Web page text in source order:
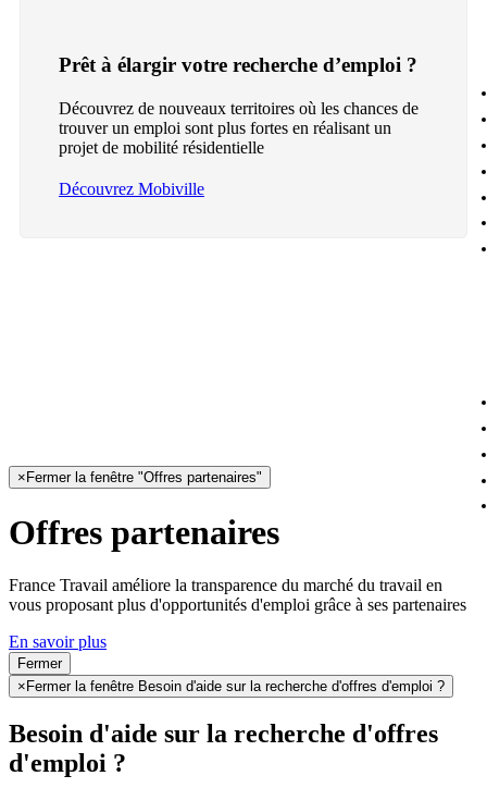
Prêt à élargir votre recherche d’emploi ?
Découvrez de nouveaux territoires où les chances de
trouver un emploi sont plus fortes en réalisant un
projet de mobilité résidentielle
Découvrez Mobiville
× Fermer la fenêtre "Offres partenaires"
Offres partenaires
France Travail améliore la transparence du marché du travail en
vous proposant plus d'opportunités d'emploi grâce à ses partenaires
En savoir plus
Fermer
× Fermer la fenêtre Besoin d'aide sur la recherche d'offres d'emploi ?
Besoin d'aide sur la recherche d'offres
d'emploi ?